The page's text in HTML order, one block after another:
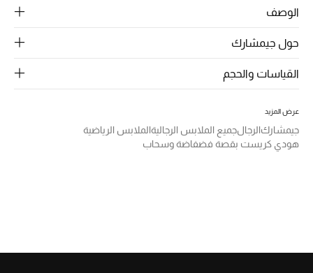
الأطفال
المجوهرات
النساء
الوصف
حول جيمشارك
القياسات والحجم
عرض المزيد
جيمشاركالرجالجميع الملابس الرجاليةالملابس الرياضية
هودي كريست بقصة فضفاضة وسحاب